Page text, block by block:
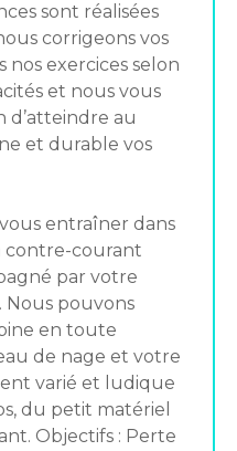
sont réalisées
corrigeons vos
nos exercices selon
et nous vous
d’atteindre au
et durable vos
vous entraîner dans
contre-courant
par votre
Nous pouvons
en toute
de nage et votre
varié et ludique
du petit matériel
Objectifs : Perte